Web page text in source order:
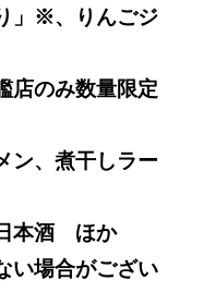
」※、りんごジ
店のみ数量限定
ン、煮干しラー
本酒 ほか
い場合がござい